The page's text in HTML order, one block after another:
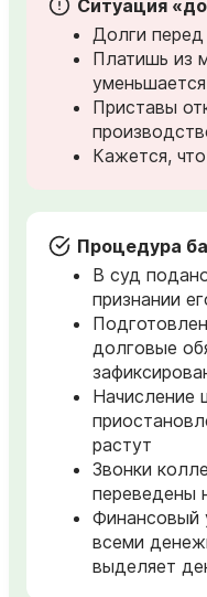
Ситуация
Долги
Платишь из
уменьшается
Приставы
Кажется,
Процедура
В суд
признании
долговые
Начисление
растут
Звонки
переведены
Финансовый
всеми
выделяет